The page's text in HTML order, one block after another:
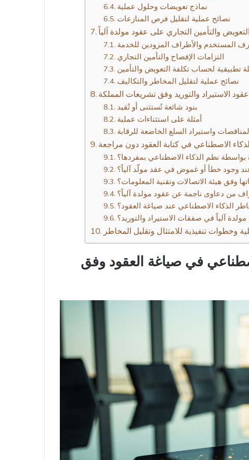
نماذج تعويضات وحلول عملية
نصائح عملية لتقليل فرص المنازعات
والتأمين التجاري على عقود مولدة آلياً
المستخدم والأطراف المزودين للخدمة
التزامات الإفصاح والتأمين التجاري
تطبيقية لحساب تكلفة التعويض والتأمين
نصائح عملية لتقليل المخاطر والتكاليف
الاستيراد والتوريد وفق تشريعات المملكة
بنود شائعة تُستثنى أو تُقيد
أمثلة على استثناءات عملية
واستيراد السلع الخاضعة للرقابة
الاصطناعي في كتابة العقود دون مراجعة
بواسطة نظم الذكاء الاصطناعي بمفردها؟
وجود خطأ أو غموض في عقد مولّد آلياً؟
وفق هيئة الاتصالات وتقنية المعلومات؟
من دعاوى ناجمة عن عقود مولدة آلياً؟
الذكاء الاصطناعي عند صياغة العقود؟
آلياً في صفقات الاستيراد والتوريد؟
وخطوات تنفيذية للامتثال وتقليل المخاطر
في صياغة العقود وفق